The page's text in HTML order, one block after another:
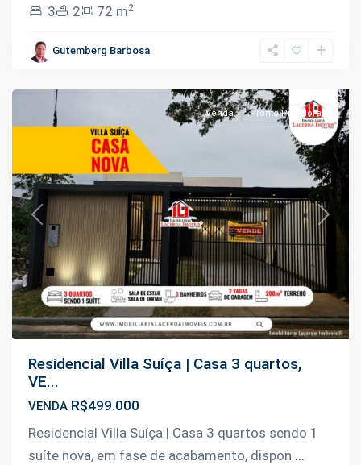
3
2 72 m2
Gutemberg Barbosa
Tarumã,
Previous Next
Venda Pronto Pra Morar
Residencial Villa Suíça | Casa 3 quartos,
VE...
VENDA R$499.000
Residencial Villa Suíça | Casa 3 quartos sendo 1
suíte nova, em fase de acabamento, dispon ...